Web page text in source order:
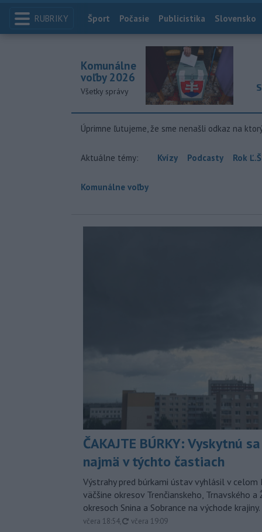
RUBRIKY Index
Šport Počasie Publicistika Slovensko
Komunálne
voľby 2026
Všetky správy
Úprimne ľutujeme, že sme nenašli odkaz na
Aktuálne témy: Kvízy Podcasty Rok
Komunálne voľby
ČAKAJTE BÚRKY: Vyskytnú
najmä v týchto častiach
Výstrahy pred búrkami ústav vyhlásil v
väčšine okresov Trenčianskeho, Trnavského a
okresoch Snina a Sobrance na východe krajiny.
včera 18:54, aktualizované
včera 19:09